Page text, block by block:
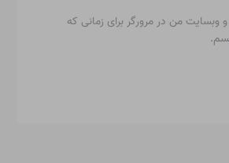
و وبسایت من در مرورگر برای زمانی که